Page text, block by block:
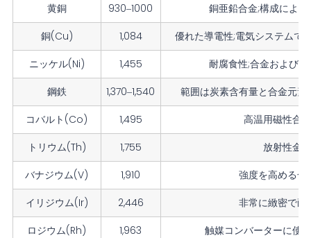
黄銅
930–1000
銅亜鉛合金;構成によ
銅(Cu)
1,084
優れた導電性;電気システムで
ニッケル(Ni)
1,455
耐腐食性;合金および
鋼鉄
1,370–1,540
範囲は炭素含有量と合金元
コバルト(Co)
1,495
高温用磁性合
トリウム(Th)
1,755
放射性金
バナジウム(V)
1,910
強度を高める合
イリジウム(Ir)
2,446
非常に緻密で耐
ロジウム(Rh)
1,963
触媒コンバーターに使